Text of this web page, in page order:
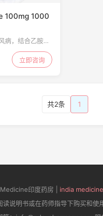
100mg 1000
病，结合乙胺嘧
疫缺陷患者，尤
立即咨询
共2条 1
印度药房 | india medicine
读说明书或在药师指导下购买和使